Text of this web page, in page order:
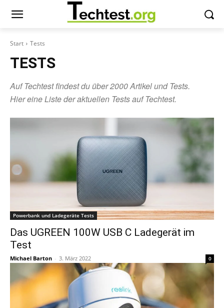
Start Tests
TESTS
Auf Techtest findest du über 2000 Artikel und Tests.
Hier eine Liste der aktuellen Tests auf Techtest.
Powerbank und Ladegeräte Tests
Das UGREEN 100W USB C Ladegerät im
Test
Michael Barton - 3. März 2022 0